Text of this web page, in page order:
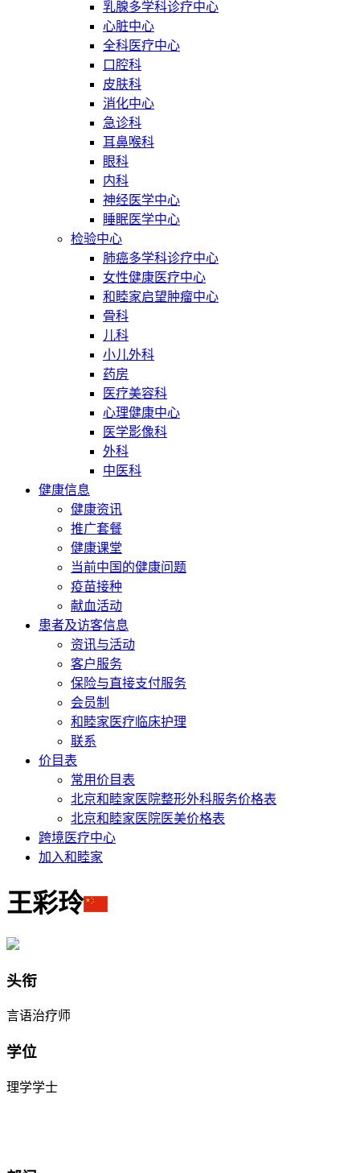
乳腺多学科诊疗中心
心脏中心
全科医疗中心
口腔科
皮肤科
消化中心
急诊科
耳鼻喉科
眼科
内科
神经医学中心
睡眠医学中心
检验中心
肺癌多学科诊疗中心
女性健康医疗中心
和睦家启望肿瘤中心
骨科
儿科
小儿外科
药房
医疗美容科
心理健康中心
医学影像科
外科
中医科
健康信息
健康资讯
推广套餐
健康课堂
当前中国的健康问题
疫苗接种
献血活动
患者及访客信息
资讯与活动
客户服务
保险与直接支付服务
会员制
和睦家医疗临床护理
联系
价目表
常用价目表
北京和睦家医院整形外科服务价格表
北京和睦家医院医美价格表
跨境医疗中心
加入和睦家
王彩玲
头衔
言语治疗师
学位
理学学士